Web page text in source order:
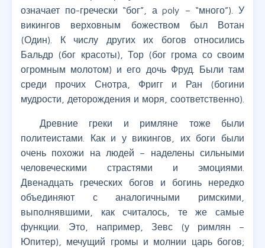
означает по-гречески “бог”, а poly – “много”). У
викингов верховным божеством был Вотан
(Один). К числу других их богов относились
Бальдр (бог красоты), Тор (бог грома со своим
огромным молотом) и его дочь Фруд. Были там
среди прочих Снотра, Фригг и Ран (богини
мудрости, деторождения и моря, соответственно).
Древние греки и римляне тоже были
политеистами. Как и у викингов, их боги были
очень похожи на людей – наделены сильными
человеческими страстями и эмоциями.
Двенадцать греческих богов и богинь нередко
объединяют с аналогичными римскими,
выполнявшими, как считалось, те же самые
функции. Это, например, Зевс (у римлян –
Юпитер), мечущий громы и молнии царь богов;